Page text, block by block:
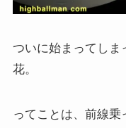
ついに始まってしま
花。
ってことは、前線